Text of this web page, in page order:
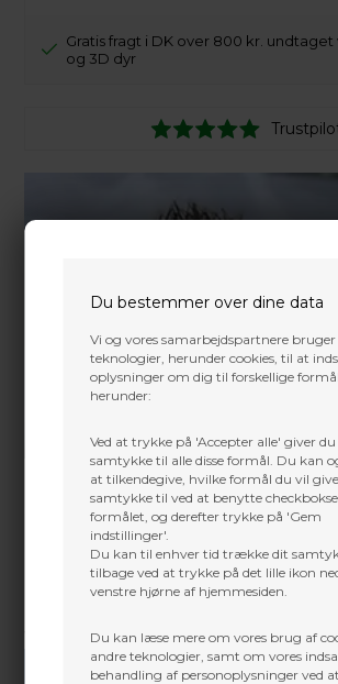
Du bestemmer over dine data
Vi og vores samarbejdspartnere bruger
teknologier, herunder cookies, til at
oplysninger om dig til forskellige
herunder:
Ved at trykke på 'Accepter alle' giver du
samtykke til alle disse formål. Du kan
at tilkendegive, hvilke formål du vil give
samtykke til ved at benytte
formålet, og derefter trykke på 'Gem
indstillinger'.
Du kan til enhver tid trække dit
tilbage ved at trykke på det lille ikon
venstre hjørne af hjemmesiden.
Du kan læse mere om vores brug af
andre teknologier, samt om vores
behandling af personoplysninger ved
Gratis fragt i DK over 800 kr.
og 3D dyr
Vi gør vores bedste for at besvare alle henvendelser
SEND SPØRGSMÅL